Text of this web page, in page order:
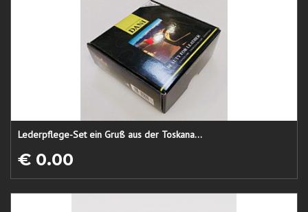
Lederpflege-Set ein Gruß aus der Toskana...
€ 0.00